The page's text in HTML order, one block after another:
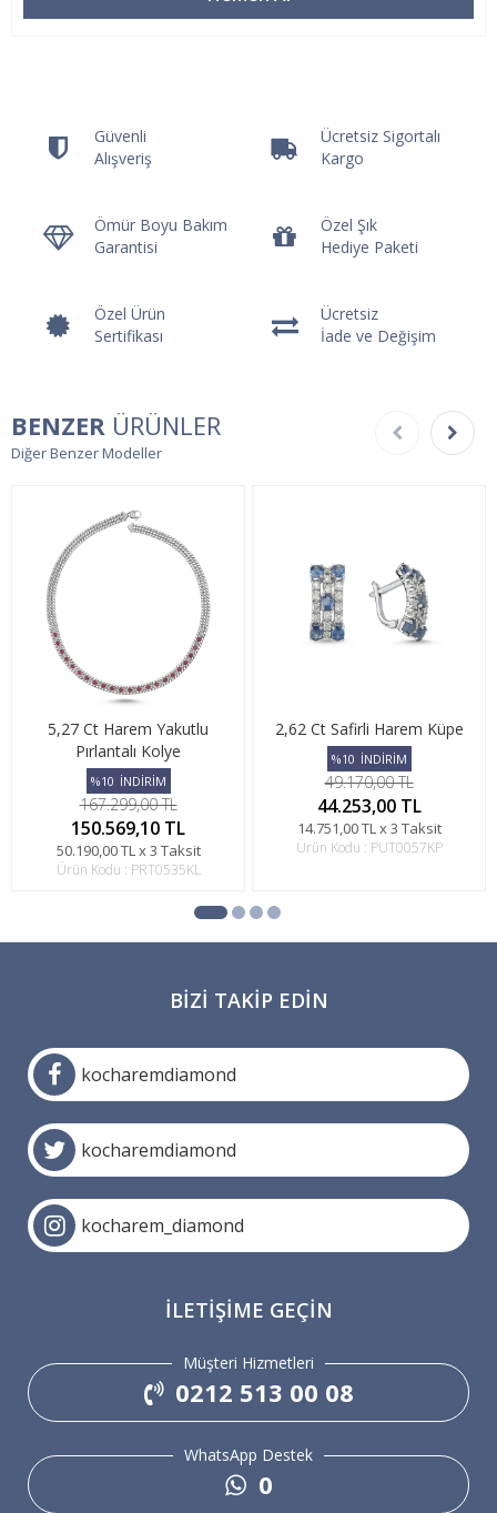
Güvenli
Alışveriş
Ücretsiz Sigortalı
Kargo
Ömür Boyu Bakım
Garantisi
Özel Şık
Hediye Paketi
Özel Ürün
Sertifikası
Ücretsiz
İade ve Değişim
BENZER ÜRÜNLER
Diğer Benzer Modeller
5,27 Ct Harem Yakutlu
Pırlantalı Kolye
%10 İNDİRİM
167.299,00 TL
150.569,10 TL
50.190,00 TL x 3 Taksit
Ürün Kodu : PRT0535KL
2,62 Ct Safirli Harem Küpe
%10 İNDİRİM
49.170,00 TL
44.253,00 TL
14.751,00 TL x 3 Taksit
Ürün Kodu : PUT0057KP
BIZI TAKIP EDIN
kocharemdiamond
kocharemdiamond
kocharem_diamond
İLETIŞIME GEÇIN
Müşteri Hizmetleri
0212 513 00 08
WhatsApp Destek
0